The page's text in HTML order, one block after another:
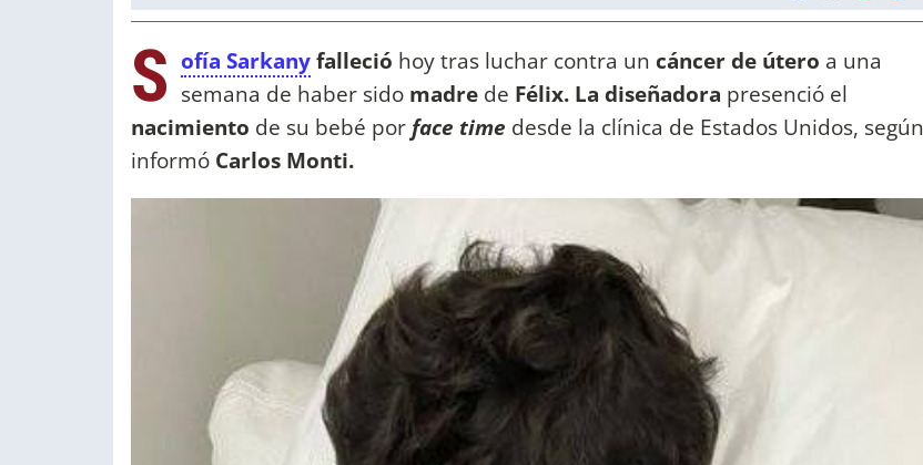
S ofía Sarkanyfalleció hoy tras luchar contra un cáncer de útero a una
semana de haber sido madre de Félix. La diseñadora presenció el
nacimiento de su bebé por face time desde la clínica de Estados Unidos, según
informó Carlos Monti.